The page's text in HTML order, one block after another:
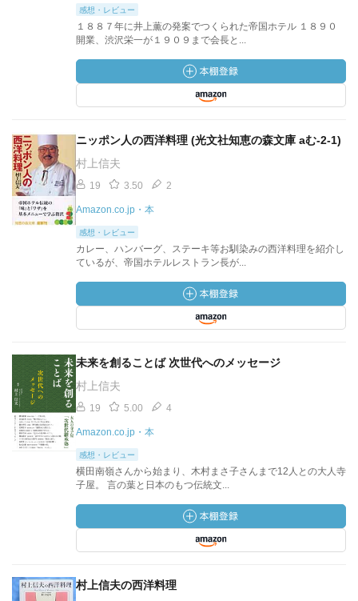
感想・レビュー
１８８７年に井上薫の発案でつくられた帝国ホテル １８９０
開業、渋沢栄一が１９０９まで会長と...
ニッポン人の西洋料理 (光文社知恵の森文庫 aむ-2-1)
村上信夫
19 3.50 2
Amazon.co.jp・本
感想・レビュー
カレー、ハンバーグ、ステーキ等お馴染みの西洋料理を紹介し
ているが、帝国ホテルレストラン長が...
未来を創ることば 次世代へのメッセージ
村上信夫
19 5.00 4
Amazon.co.jp・本
感想・レビュー
横田南嶺さんから始まり、木村まさ子さんまで12人との大人寺
子屋。 言の葉と日本のもつ伝統文...
村上信夫の西洋料理